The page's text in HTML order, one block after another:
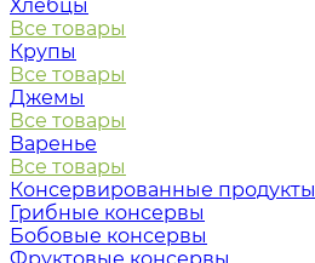
Хлебцы
Все товары
Крупы
Все товары
Джемы
Все товары
Варенье
Все товары
Консервированные продукты
Грибные консервы
Бобовые консервы